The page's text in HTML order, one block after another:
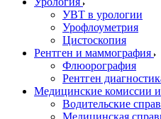
УВТ в урологии
Урофлоуметрия
Цистоскопия
Рентген и маммография
Флюорография
Рентген
Медицинские комиссии
Водительские
Медицинская